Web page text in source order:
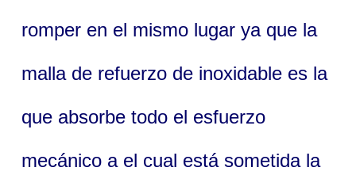
romper en el mismo lugar ya que la
malla de refuerzo de inoxidable es la
que absorbe todo el esfuerzo
mecánico a el cual está sometida la